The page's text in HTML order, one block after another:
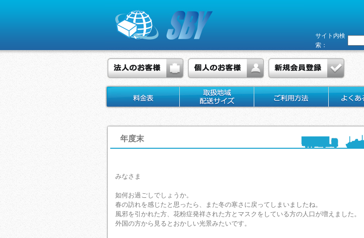
サイト内検
索：
年度末
みなさま
如何お過ごしでしょうか。
春の訪れを感じたと思ったら、また冬の寒さに戻ってしまいましたね。
風邪を引かれた方、花粉症発祥された方とマスクをしている方の人口が増えました。
外国の方から見るとおかしい光景みたいです。